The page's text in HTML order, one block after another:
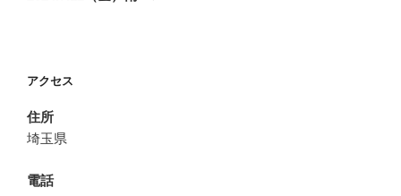
ン
アクセス
住所
埼玉県
電話